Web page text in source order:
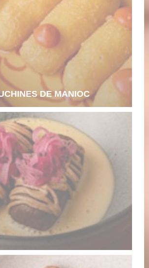
DE MANIOC